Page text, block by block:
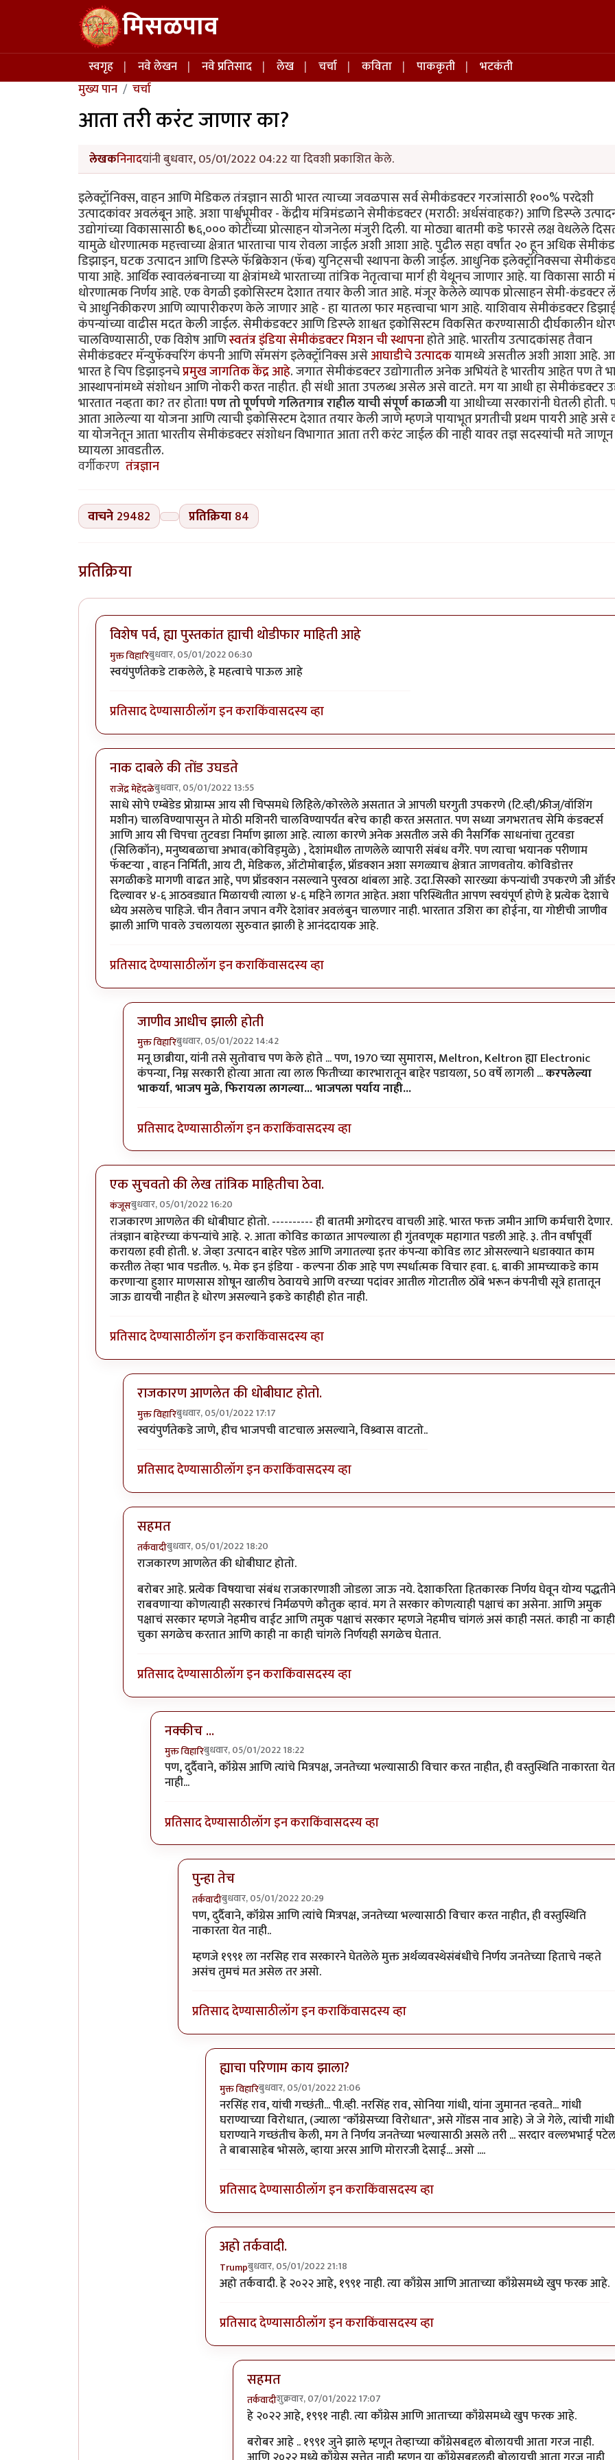
Skip to main content मिसळपाव
Main navigation
स्वगृह नवे लेखन नवे प्रतिसाद लेख चर्चा कविता पाककृती
भटकंती
मुख्य पान
चर्चा
आता तरी करंट जाणार का?
लेखकनिनादयांनी बुधवार, 05/01/2022 04:22 या दिवशी प्रकाशित केले.
इलेक्ट्रॉनिक्स, वाहन आणि मेडिकल तंत्रज्ञान साठी भारत त्याच्या जवळपास सर्व सेमीकंडक्टर गरजांसाठी १००% परदेशी
उत्पादकांवर अवलंबून आहे. अशा पार्श्वभूमीवर - केंद्रीय मंत्रिमंडळाने सेमीकंडक्टर (मराठी: अर्धसंवाहक?) आणि डिस्प्ले
उद्योगांच्या विकासासाठी ₹७६,००० कोटींच्या प्रोत्साहन योजनेला मंजुरी दिली. या मोठ्या बातमी कडे फारसे लक्ष वेधलेले
यामुळे धोरणात्मक महत्त्वाच्या क्षेत्रात भारताचा पाय रोवला जाईल अशी आशा आहे. पुढील सहा वर्षांत २० हून अधिक
डिझाइन, घटक उत्पादन आणि डिस्प्ले फॅब्रिकेशन (फॅब) युनिट्सची स्थापना केली जाईल. आधुनिक इलेक्ट्रॉनिक्सचा
पाया आहे. आर्थिक स्वावलंबनाच्या या क्षेत्रांमध्ये भारताच्या तांत्रिक नेतृत्वाचा मार्ग ही येथूनच जाणार आहे. या विकासा साठी
धोरणात्मक निर्णय आहे. एक वेगळी इकोसिस्टम देशात तयार केली जात आहे. मंजूर केलेले व्यापक प्रोत्साहन सेमी-कंडक्टर
चे आधुनिकीकरण आणि व्यापारीकरण केले जाणार आहे - हा यातला फार महत्त्वाचा भाग आहे. याशिवाय सेमीकंडक्टर
कंपन्यांच्या वाढीस मदत केली जाईल. सेमीकंडक्टर आणि डिस्प्ले शाश्वत इकोसिस्टम विकसित करण्यासाठी दीर्घकालीन
चालविण्यासाठी, एक विशेष आणिस्वतंत्र इंडिया सेमीकंडक्टर मिशन ची स्थापनाहोते आहे. भारतीय उत्पादकांसह तैवान
सेमीकंडक्टर मॅन्युफॅक्चरिंग कंपनी आणि सॅमसंग इलेक्ट्रॉनिक्स असेआघाडीचे उत्पादकयामध्ये असतील अशी आशा आहे.
भारत हे चिप डिझाइनचेप्रमुख जागतिक केंद्र आहे. जगात सेमीकंडक्टर उद्योगातील अनेक अभियंते हे भारतीय आहेत पण ते
आस्थापनांमध्ये संशोधन आणि नोकरी करत नाहीत. ही संधी आता उपलब्ध असेल असे वाटते. मग या आधी हा सेमीकंडक्टर
भारतात नव्हता का? तर होता!पण तो पूर्णपणे गलितगात्र राहील याची संपूर्ण काळजीया आधीच्या सरकारांनी घेतली होती.
आता आलेल्या या योजना आणि त्याची इकोसिस्टम देशात तयार केली जाणे म्हणजे पायाभूत प्रगतीची प्रथम पायरी आहे असे
या योजनेतून आता भारतीय सेमीकंडक्टर संशोधन विभागात आता तरी करंट जाईल की नाही यावर तज्ञ सदस्यांची मते जाणून
घ्यायला आवडतील.
वर्गीकरण तंत्रज्ञान
वाचने 29482 प्रतिक्रिया 84
प्रतिक्रिया
विशेष पर्व, ह्या पुस्तकांत ह्याची थोडीफार माहिती आहे
मुक्त विहारिबुधवार, 05/01/2022 06:30
स्वयंपुर्णतेकडे टाकलेले, हे महत्वाचे पाऊल आहे
प्रतिसाद देण्यासाठीलॉग इन कराकिंवासदस्य व्हा
नाक दाबले की तोंड उघडते
राजेंद्र मेहेंदळेबुधवार, 05/01/2022 13:55
साधे सोपे एम्बेडेड प्रोग्राम्स आय सी चिप्समधे लिहिले/कोरलेले असतात जे आपली घरगुती उपकरणे (टि.व्ही/फ्रीज्/वॉशिंग
मशीन) चालविण्यापासुन ते मोठी मशिनरी चालविण्यापर्यंत बरेच काही करत असतात. पण सध्या जगभरातच सेमि कंडक्टर्स
आणि आय सी चिपचा तुटवडा निर्माण झाला आहे. त्याला कारणे अनेक असतील जसे की नैसर्गिक साधनांचा तुटवडा
(सिलिकॉन), मनुष्यबळाचा अभाव(कोविड्मुळे) , देशांमधील ताणलेले व्यापारी संबंध वगैरे. पण त्याचा भयानक परीणाम
फॅक्टर्‍या , वाहन निर्मिती, आय टी, मेडिकल, ऑटोमोबाईल, प्रॉडक्शन अशा सगळ्याच क्षेत्रात जाणवतोय. कोविडोत्तर
सगळीकडे मागणी वाढत आहे, पण प्रॉडक्शन नसल्याने पुरवठा थांबला आहे. उदा.सिस्को सारख्या कंपन्यांची उपकरणे जी ऑर्डर
दिल्यावर ४-६ आठवड्यात मिळायची त्याला ४-६ महिने लागत आहेत. अशा परिस्थितीत आपण स्वयंपूर्ण होणे हे प्रत्येक देशाचे
ध्येय असलेच पाहिजे. चीन तैवान जपान वगैरे देशांवर अवलंबुन चालणार नाही. भारतात उशिरा का होईना, या गोष्टीची जाणीव
झाली आणि पावले उचलायला सुरुवात झाली हे आनंददायक आहे.
प्रतिसाद देण्यासाठीलॉग इन कराकिंवासदस्य व्हा
जाणीव आधीच झाली होती
मुक्त विहारिबुधवार, 05/01/2022 14:42
In reply toनाक दाबले की तोंड उघडतेbyराजेंद्र मेहेंदळे
मनू छाब्रीया, यांनी तसे सुतोवाच पण केले होते ... पण, 1970 च्या सुमारास, Meltron, Keltron ह्या Electronic
कंपन्या, निम्न सरकारी होत्या आता त्या लाल फितीच्या कारभारातून बाहेर पडायला, 50 वर्षे लागली ...करपलेल्या
भाकर्या, भाजप मुळे, फिरायला लागल्या... भाजपला पर्याय नाही...
प्रतिसाद देण्यासाठीलॉग इन कराकिंवासदस्य व्हा
एक सुचवतो की लेख तांत्रिक माहितीचा ठेवा.
कंजूसबुधवार, 05/01/2022 16:20
राजकारण आणलेत की धोबीघाट होतो. ---------- ही बातमी अगोदरच वाचली आहे. भारत फक्त जमीन आणि कर्मचारी देणार.
तंत्रज्ञान बाहेरच्या कंपन्यांचे आहे. २. आता कोविड काळात आपल्याला ही गुंतवणूक महागात पडली आहे. ३. तीन वर्षांपूर्वी
करायला हवी होती. ४. जेव्हा उत्पादन बाहेर पडेल आणि जगातल्या इतर कंपन्या कोविड लाट ओसरल्याने धडाक्यात काम
करतील तेव्हा भाव पडतील. ५. मेक इन इंडिया - कल्पना ठीक आहे पण स्पर्धात्मक विचार हवा. ६. बाकी आमच्याकडे काम
करणाऱ्या हुशार माणसास शोषून खालीच ठेवायचे आणि वरच्या पदांवर आतील गोटातील ठोंबे भरून कंपनीची सूत्रे हातातून
जाऊ द्यायची नाहीत हे धोरण असल्याने इकडे काहीही होत नाही.
प्रतिसाद देण्यासाठीलॉग इन कराकिंवासदस्य व्हा
राजकारण आणलेत की धोबीघाट होतो.
मुक्त विहारिबुधवार, 05/01/2022 17:17
In reply toएक सुचवतो की लेख तांत्रिक माहितीचा ठेवा.byकंजूस
स्वयंपुर्णतेकडे जाणे, हीच भाजपची वाटचाल असल्याने, विश्र्वास वाटतो..
प्रतिसाद देण्यासाठीलॉग इन कराकिंवासदस्य व्हा
सहमत
तर्कवादीबुधवार, 05/01/2022 18:20
In reply toएक सुचवतो की लेख तांत्रिक माहितीचा ठेवा.
राजकारण आणलेत की धोबीघाट होतो.
बरोबर आहे. प्रत्येक विषयाचा संबंध राजकारणाशी जोडला जाऊ नये. देशाकरिता हितकारक निर्णय घेवून योग्य पद्धतीने
राबवणार्‍या कोणत्याही सरकारचं निर्मळपणे कौतुक व्हावं. मग ते सरकार कोणत्याही पक्षाचं का असेना. आणि अमुक
पक्षाचं सरकार म्हणजे नेहमीच वाईट आणि तमुक पक्षाचं सरकार म्हणजे नेहमीच चांगलं असं काही नसतं. काही ना काही
चुका सगळेच करतात आणि काही ना काही चांगले निर्णयही सगळेच घेतात.
प्रतिसाद देण्यासाठीलॉग इन कराकिंवासदस्य व्हा
नक्कीच ...
मुक्त विहारिबुधवार, 05/01/2022 18:22
In reply toसहमतbyतर्कवादी
पण, दुर्दैवाने, कॉंग्रेस आणि त्यांचे मित्रपक्ष, जनतेच्या भल्यासाठी विचार करत नाहीत, ही वस्तुस्थिति नाकारता येत
नाही...
प्रतिसाद देण्यासाठीलॉग इन कराकिंवासदस्य व्हा
पुन्हा तेच
तर्कवादीबुधवार, 05/01/2022 20:29
In reply toनक्कीच ...byमुक्त विहारि
पण, दुर्दैवाने, कॉंग्रेस आणि त्यांचे मित्रपक्ष, जनतेच्या भल्यासाठी विचार करत नाहीत, ही वस्तुस्थिति
नाकारता येत नाही..
म्हणजे १९९१ ला नरसिह राव सरकारने घेतलेले मुक्त अर्थव्यवस्थेसंबंधीचे निर्णय जनतेच्या हिताचे नव्हते
असंच तुमचं मत असेल तर असो.
प्रतिसाद देण्यासाठीलॉग इन कराकिंवासदस्य व्हा
ह्याचा परिणाम काय झाला?
मुक्त विहारिबुधवार, 05/01/2022 21:06
In reply toपुन्हा तेचbyतर्कवादी
नरसिंह राव, यांची गच्छंती... पी.व्ही. नरसिंह राव, सोनिया गांधी, यांना जुमानत न्हवते... गांधी
घराण्याच्या विरोधात, (ज्याला "कॉंग्रेसच्या विरोधात", असे गोंडस नाव आहे) जे जे गेले, त्यांची गांधी
घराण्याने गच्छंतीच केली, मग ते निर्णय जनतेच्या भल्यासाठी असले तरी ... सरदार वल्लभभाई
ते बाबासाहेब भोसले, व्हाया अरस आणि मोरारजी देसाई... असो ....
प्रतिसाद देण्यासाठीलॉग इन कराकिंवासदस्य व्हा
अहो तर्कवादी.
Trumpबुधवार, 05/01/2022 21:18
In reply toपुन्हा तेचbyतर्कवादी
अहो तर्कवादी. हे २०२२ आहे, १९९१ नाही. त्या काँग्रेस आणि आताच्या काँग्रेसमध्ये खुप फरक आहे.
प्रतिसाद देण्यासाठीलॉग इन कराकिंवासदस्य व्हा
सहमत
तर्कवादीशुक्रवार, 07/01/2022 17:07
In reply toअहो तर्कवादी.byTrump
हे २०२२ आहे, १९९१ नाही. त्या काँग्रेस आणि आताच्या काँग्रेसमध्ये खुप फरक आहे.
बरोबर आहे .. १९९१ जुने झाले म्हणून तेव्हाच्या काँग्रेसबद्दल बोलायची आता गरज नाही.